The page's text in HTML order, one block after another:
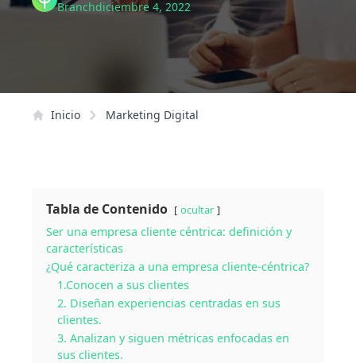
Branchdiciembre 4, 2022
Inicio Marketing Digital
Tabla de Contenido ocultar
Ser una empresa cliente céntrica: definición y
características
¿Qué caracteriza a una empresa cliente-céntrica?
1.Conocen a sus clientes
2. Diseñan experiencias centradas en sus
clientes.
3. Analizan y siguen métricas enfocadas en
sus clientes.